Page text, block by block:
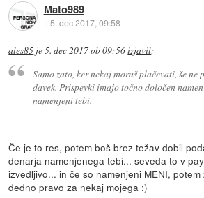
Mato989
::5. dec 2017, 09:58
ales85 je5. dec 2017 ob 09:56izjavil:
Samo zato, ker nekaj moraš plačevati, še ne
davek. Prispevki imajo točno določen
namenjeni tebi.
Če je to res, potem boš brez težav dobil
denarja namenjenega tebi... seveda to v
izvedljivo... in če so namenjeni MENI,
dedno pravo za nekaj mojega :)